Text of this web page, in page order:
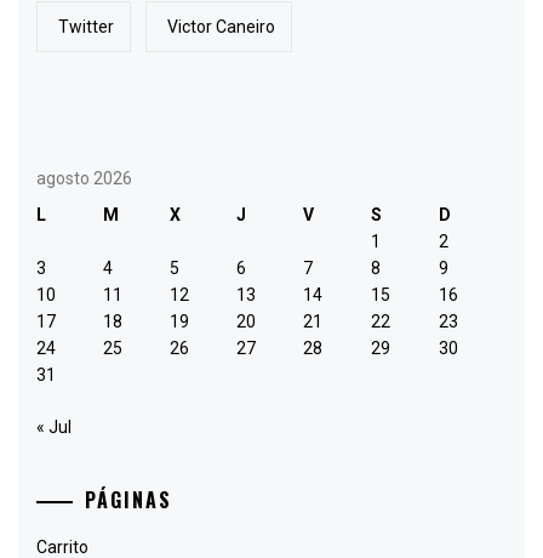
Twitter Victor Caneiro
agosto 2026
L
M X J V S
D
1
2
3
4 5 6 7 8
9
10
11 12 13 14 15
16
17
18 19 20 21 22
23
24
25 26 27 28 29
30
31
« Jul
PÁGINAS
Carrito